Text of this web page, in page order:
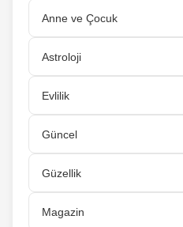
Anne ve Çocuk
Astroloji
Evlilik
Güncel
Güzellik
Magazin